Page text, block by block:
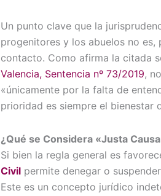
Un punto clave que la
progenitores y los abuelos no es,
contacto. Como afirma la citada
Valencia, Sentencia nº 73/2019,
«únicamente por la falta de
prioridad es siempre el bienestar
¿Qué se Considera «Justa
Si bien la regla general es
Civil permite denegar o
Este es un concepto jurídico